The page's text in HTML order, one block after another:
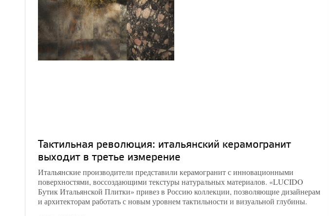
Тактильная революция: итальянский керамогранит
выходит в третье измерение
Итальянские производители представили керамогранит с инновационными
поверхностями, воссоздающими текстуры натуральных материалов. «LUCIDO
Бутик Итальянской Плитки» привез в Россию коллекции, позволяющие дизайнерам
и архитекторам работать с новым уровнем тактильности и визуальной глубины.